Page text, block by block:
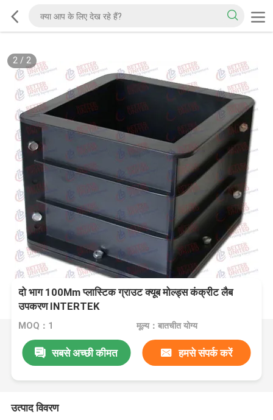
2/ 2
दो भाग 100Mm प्लास्टिक ग्राउट क्यूब मोल्ड्स कंक्रीट लैब
उपकरण INTERTEK
MOQ：1 मूल्य：बातचीत योग्य
सबसे अच्छी कीमत हमसे संपर्क करें
उत्पाद विवरण